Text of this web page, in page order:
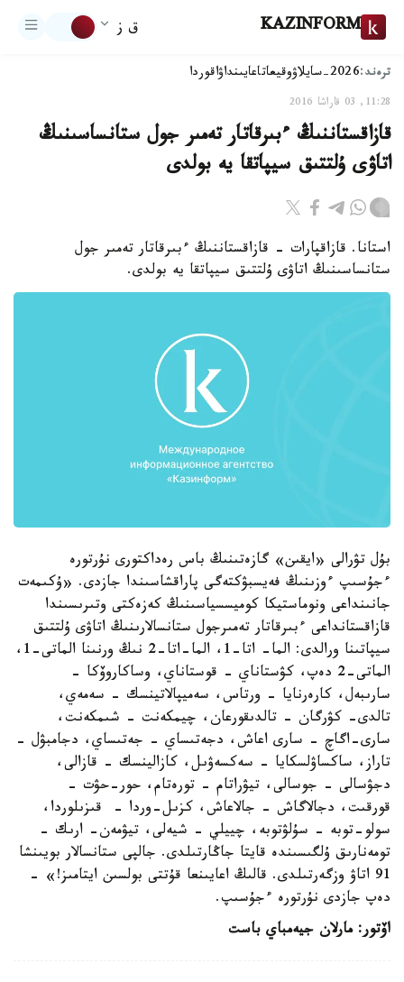
KAZINFORM ق ز
ترەند:2026-سايلاۋ وقيعاتاعايىنداۋاقوردا
11:28, 03 قاراشا 2016
قازاقستاننىڭ ءبىرقاتار تەمىر جول ستانساسىنىڭ
اتاۋى ۇلتتىق سيپاتقا يە بولدى
استانا. قازاقپارات - قازاقستاننىڭ ءبىرقاتار تەمىر جول
ستانساسىنىڭ اتاۋى ۇلتتىق سيپاتقا يە بولدى.
بۇل تۋرالى «ايقىن» گازەتىنىڭ باس رەداكتورى نۇرتورە
ءجۇسىپ ءوزىنىڭ فەيسبۋكتەگى پاراقشاسىندا جازدى. «ۇكىمەت
جانىنداعى ونوماستيكا كوميسسياسىنىڭ كەزەكتى وتىرىسىندا
قازاقستانداعى ءبىرقاتار تەمىرجول ستانسالارىنىڭ اتاۋى ۇلتتىق
سيپاتىنا ورالدى: الما- اتا-1، الما-اتا-2 نىڭ ورنىنا الماتى-1،
الماتى-2 دەپ، كۋستاناي - قوستاناي، وساكاروۆكا -
سارىبەل، كارەرنايا - ورتاس، سەميپالاتينسك - سەمەي،
تالدى- كۋرگان - تالدىقورعان، چيمكەنت - شىمكەنت،
سارى-اگاچ - سارى اعاش، دجەتىساي - جەتىساي، دجامبۋل -
تاراز، ساكساۋلسكايا - سەكسەۋىل، كازالينسك - قازالى،
دجۋسالى - جوسالى، تيۋراتام - تورەتام، حور-حۋت -
قورقىت، دجالاگاش - جالاعاش، كزىل-وردا - قىزىلوردا،
سولو-توبە - سۇلۋتوبە، چييلي - شيەلى، تيۋمەن- ارىك -
تومەنارىق ۇلگىسىندە قايتا جاڭارتىلدى. جالپى ستانسالار بويىنشا
91 اتاۋ وزگەرتىلدى. قالىڭ اعايىنعا قۇتتى بولسىن ايتامىز!» -
دەپ جازدى نۇرتورە ءجۇسىپ.
اۆتور: مارلان جيەمباي باست